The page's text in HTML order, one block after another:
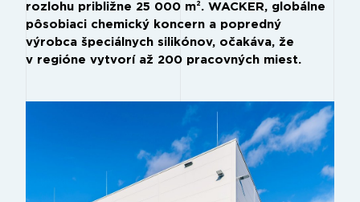
rozlohu približne 25 000 m². WACKER, globálne
pôsobiaci chemický koncern a popredný
výrobca špeciálnych silikónov, očakáva, že
v regióne vytvorí až 200 pracovných miest.